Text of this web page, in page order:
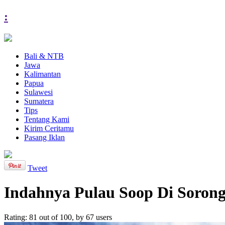
:
Bali & NTB
Jawa
Kalimantan
Papua
Sulawesi
Sumatera
Tips
Tentang Kami
Kirim Ceritamu
Pasang Iklan
Tweet
Indahnya Pulau Soop Di
Rating: 81 out of 100, by 67 users